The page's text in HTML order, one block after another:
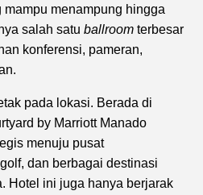
menampung hingga
salah satu ballroom terbesar
konferensi, pameran,
pada lokasi. Berada di
by Marriott Manado
menuju pusat
dan berbagai destinasi
Hotel ini juga hanya berjarak